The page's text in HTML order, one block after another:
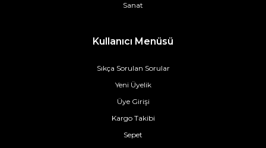
Sanat
Kullanıcı Menüsü
Sıkça Sorulan Sorular
Yeni Üyelik
Üye Girişi
Kargo Takibi
Sepet